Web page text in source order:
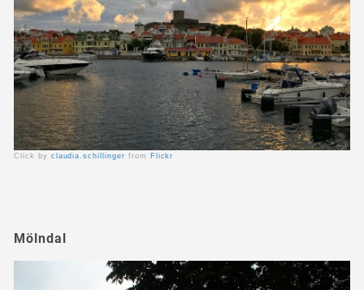
Click by claudia.schillinger from Flickr
Mölndal